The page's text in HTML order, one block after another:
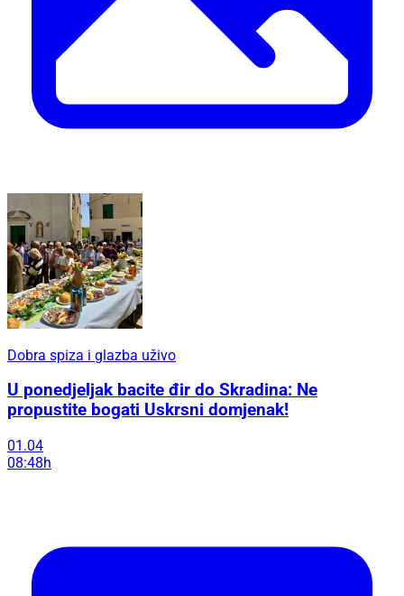
Dobra spiza i glazba uživo
U ponedjeljak bacite đir do Skradina: Ne
propustite bogati Uskrsni domjenak!
01.04
08:48h